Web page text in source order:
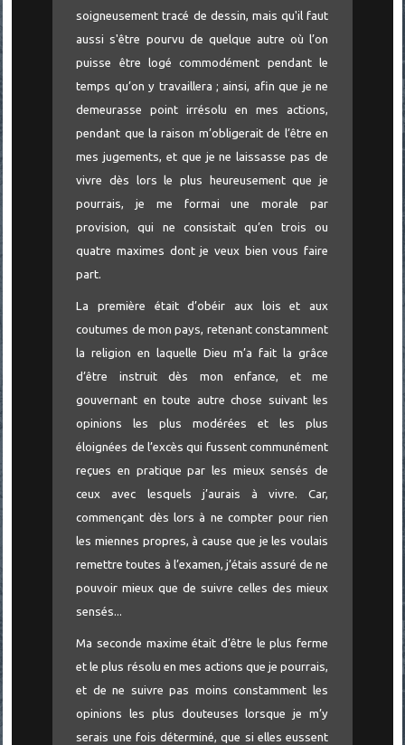
soigneusement tracé de dessin, mais qu'il faut
aussi s'être pourvu de quelque autre où l’on
puisse être logé commodément pendant le
temps qu’on y travaillera ; ainsi, afin que je ne
demeurasse point irrésolu en mes actions,
pendant que la raison m’obligerait de l’être en
mes jugements, et que je ne laissasse pas de
vivre dès lors le plus heureusement que je
pourrais, je me formai une morale par
provision, qui ne consistait qu’en trois ou
quatre maximes dont je veux bien vous faire
part.
La première était d’obéir aux lois et aux
coutumes de mon pays, retenant constamment
la religion en laquelle Dieu m’a fait la grâce
d’être instruit dès mon enfance, et me
gouvernant en toute autre chose suivant les
opinions les plus modérées et les plus
éloignées de l’excès qui fussent communément
reçues en pratique par les mieux sensés de
ceux avec lesquels j’aurais à vivre. Car,
commençant dès lors à ne compter pour rien
les miennes propres, à cause que je les voulais
remettre toutes à l’examen, j’étais assuré de ne
pouvoir mieux que de suivre celles des mieux
sensés...
Ma seconde maxime était d’être le plus ferme
et le plus résolu en mes actions que je pourrais,
et de ne suivre pas moins constamment les
opinions les plus douteuses lorsque je m’y
serais une fois déterminé, que si elles eussent